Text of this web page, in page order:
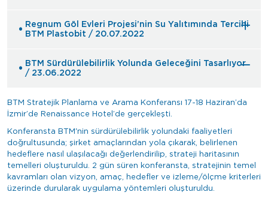
Regnum Göl Evleri Projesi’nin Su Yalıtımında Tercihi
BTM Plastobit / 20.07.2022
BTM Sürdürülebilirlik Yolunda Geleceğini Tasarlıyor
/ 23.06.2022
BTM Stratejik Planlama ve Arama Konferansı 17-18 Haziran’da
İzmir’de Renaissance Hotel’de gerçekleşti.
Konferansta BTM'nin sürdürülebilirlik yolundaki faaliyetleri
doğrultusunda; şirket amaçlarından yola çıkarak, belirlenen
hedeflere nasıl ulaşılacağı değerlendirilip, strateji haritasının
temelleri oluşturuldu. 2 gün süren konferansta, stratejinin temel
kavramları olan vizyon, amaç, hedefler ve izleme/ölçme kriterleri
üzerinde durularak uygulama yöntemleri oluşturuldu.